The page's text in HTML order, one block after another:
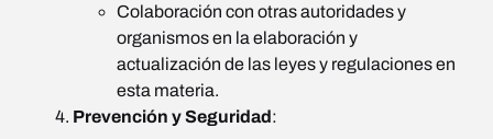
Colaboración con otras autoridades y
organismos en la elaboración y
actualización de las leyes y regulaciones en
esta materia.
Prevención y Seguridad: